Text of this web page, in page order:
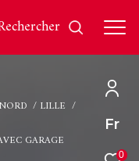
Fr
0
rechercher
NORD
LILLE
GARAGE